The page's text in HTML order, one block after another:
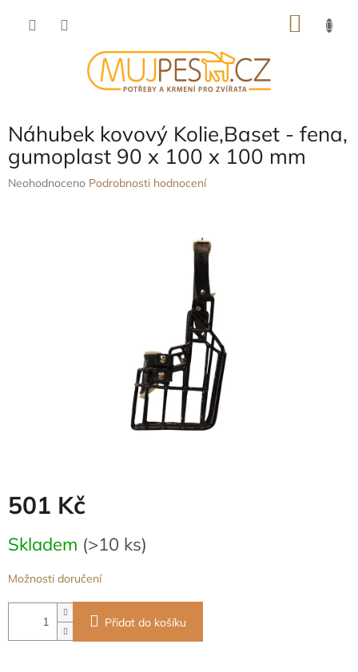
Náhubek kovový Kolie,Baset - fena,
gumoplast 90 x 100 x 100 mm
Průměrné
Neohodnoceno Podrobnosti hodnocení
501 Kč
cena:
Skladem (>10 ks)
Možnosti doručení
Přidat do košíku